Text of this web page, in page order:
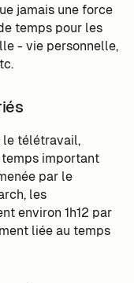
jamais une force
temps pour les
- vie personnelle,
le télétravail,
important
par le
les
environ 1h12 par
liée au temps